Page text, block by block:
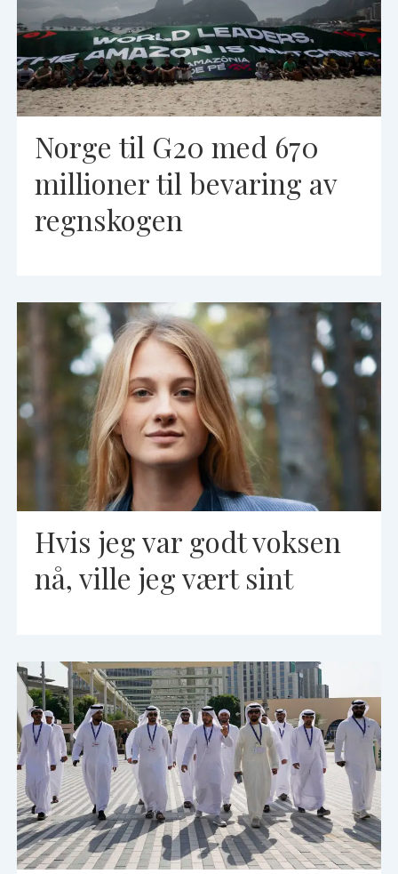
Norge til G20 med 670
millioner til bevaring av
regnskogen
Hvis jeg var godt voksen
nå, ville jeg vært sint